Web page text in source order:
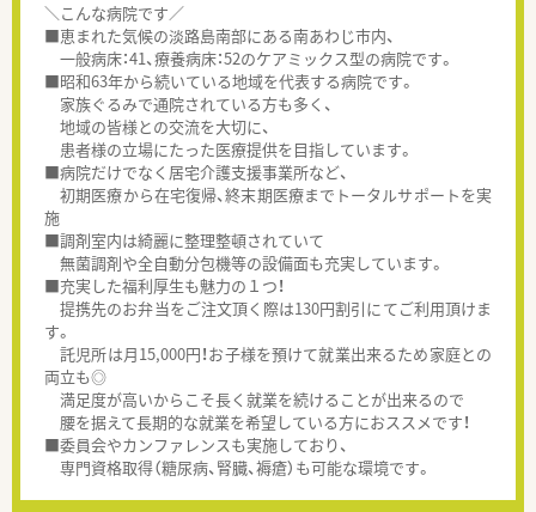
＼こんな病院です／
■恵まれた気候の淡路島南部にある南あわじ市内、
一般病床：41、療養病床：52のケアミックス型の病院です。
■昭和63年から続いている地域を代表する病院です。
家族ぐるみで通院されている方も多く、
地域の皆様との交流を大切に、
患者様の立場にたった医療提供を目指しています。
■病院だけでなく居宅介護支援事業所など、
初期医療から在宅復帰、終末期医療までトータルサポートを実
施
■調剤室内は綺麗に整理整頓されていて
無菌調剤や全自動分包機等の設備面も充実しています。
■充実した福利厚生も魅力の１つ！
提携先のお弁当をご注文頂く際は130円割引にてご利用頂けま
す。
託児所は月15,000円！お子様を預けて就業出来るため家庭との
両立も◎
満足度が高いからこそ長く就業を続けることが出来るので
腰を据えて長期的な就業を希望している方におススメです！
■委員会やカンファレンスも実施しており、
専門資格取得（糖尿病、腎臓、褥瘡）も可能な環境です。